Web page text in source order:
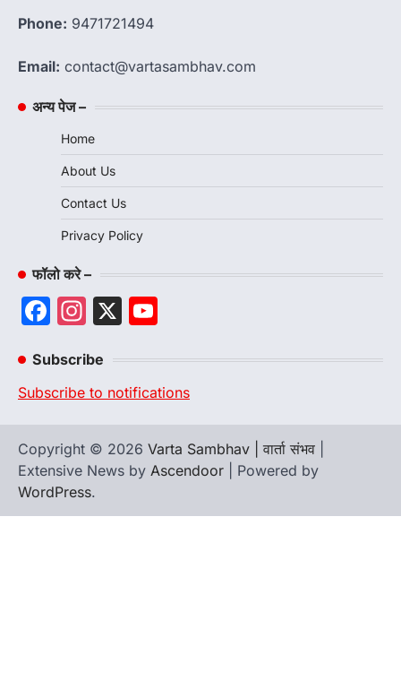
Phone: 9471721494
Email: contact@vartasambhav.com
अन्य पेज –
Home
About Us
Contact Us
Privacy Policy
फॉलो करे –
Facebook
Instagram
X
Subscribe
Subscribe to notifications
Copyright © 2026 Varta Sambhav | वार्ता संभव
Extensive News by Ascendoor | Powered by
WordPress.